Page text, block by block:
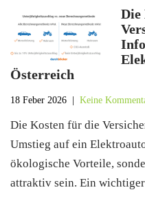
Die
Österreich
18 Feber 2026 Keine
Die Kosten für die
Umstieg auf ein
ökologische Vorteile,
attraktiv sein. Ein